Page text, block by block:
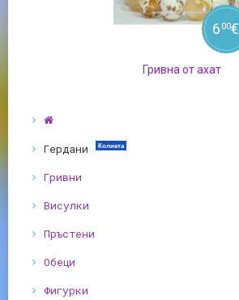
Гривна от ахат
6 00€
Гердани Колиета
Гривни
Висулки
Пръстени
Обеци
Фигурки